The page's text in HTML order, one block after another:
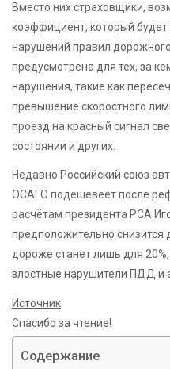
Вместо них страховщики,
коэффициент, который будет
нарушений правил
предусмотрена для тех, за
нарушения, такие как
превышение скоростного
проезд на красный сигнал
состоянии и других.
Недавно Российский союз
ОСАГО подешевеет после
расчётам президента РСА
предположительно снизится
дороже станет лишь для
злостные нарушители ПДД и
Источник
Спасибо за чтение!
Содержание